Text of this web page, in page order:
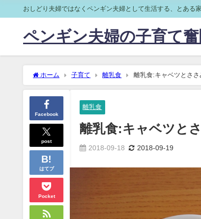
おしどり夫婦ではなくペンギン夫婦として生活する、とある
ペンギン夫婦の子育て
ホーム 子育て 離乳食 離乳食:キャベツとさ
Facebook
post
はてブ
Pocket
離乳食
離乳食:キャベツと
2018-09-18 2018-09-19